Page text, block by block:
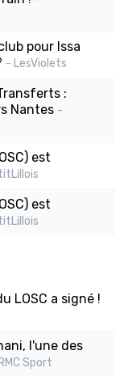
pour Issa
- LesViolets
:
Nantes -
est
est
LOSC a signé !
l'une des
Sport